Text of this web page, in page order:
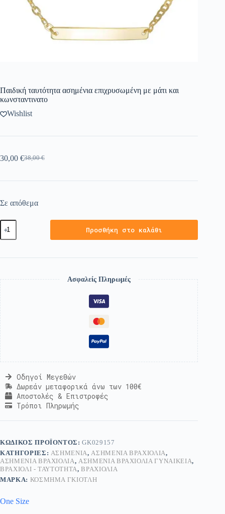
Παιδική ταυτότητα ασημένια επιχρυσωμένη με μάτι και
κωνσταντινατο
Wishlist
38,00€
30,00 €
Σε απόθεμα
Προσθήκη στο καλάθι
Ασφαλείς Πληρωμές
Οδηγοί Μεγεθών
Δωρεάν μεταφορικά άνω των 100€
Αποστολές & Επιστροφές
Τρόποι Πληρωμής
ΚΩΔΙΚΌΣ ΠΡΟΪΌΝΤΟΣ:GK029157
ΚΑΤΗΓΟΡΊΕΣ: ΑΣΗΜΈΝΙΑ, ΑΣΗΜΈΝΙΑ ΒΡΑΧΙΌΛΙΑ,
ΑΣΗΜΈΝΙΑ ΒΡΑΧΙΌΛΙΑ, ΑΣΗΜΈΝΙΑ ΒΡΑΧΙΌΛΙΑ ΓΥΝΑΙΚΕΊΑ,
ΒΡΑΧΙΌΛΙ - ΤΑΥΤΌΤΗΤΑ,ΒΡΑΧΙΌΛΙΑ
ΜΆΡΚΑ: ΚΟΣΜΗΜΑ ΓΚΙΟΤΛΗ
One Size